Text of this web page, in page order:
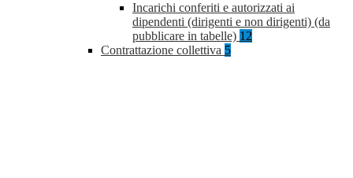
Incarichi conferiti e autorizzati ai
dipendenti (dirigenti e non dirigenti) (da
pubblicare in tabelle) 12
Contrattazione collettiva 5